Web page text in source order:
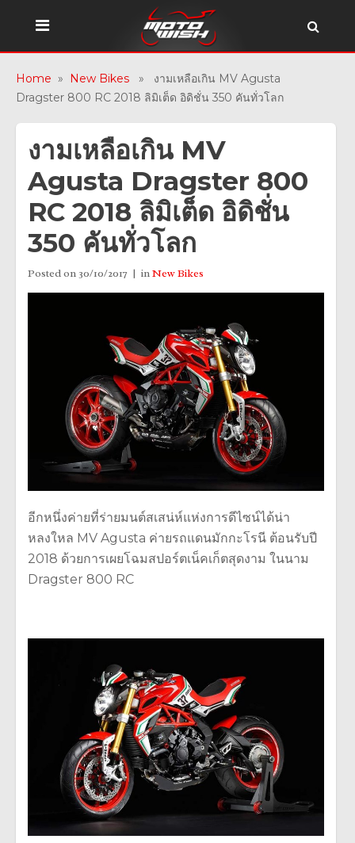
Home » New Bikes » งามเหลือเกิน MV Agusta
Dragster 800 RC 2018 ลิมิเต็ด อิดิชั่น 350 คันทั่วโลก
งามเหลือเกิน MV
Agusta Dragster 800
RC 2018 ลิมิเต็ด อิดิชั่น
350 คันทั่วโลก
Posted on 30/10/2017 inNew Bikes
อีกหนึ่งค่ายที่ร่ายมนต์สเสน่ห์แห่งการดีไซน์ได้น่า
หลงใหล MV Agusta ค่ายรถแดนมักกะโรนี ต้อนรับปี
2018 ด้วยการเผยโฉมสปอร์ตเน็คเก็ตสุดงาม ในนาม
Dragster 800 RC